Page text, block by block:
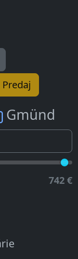
Predaj
Gmünd
742 €